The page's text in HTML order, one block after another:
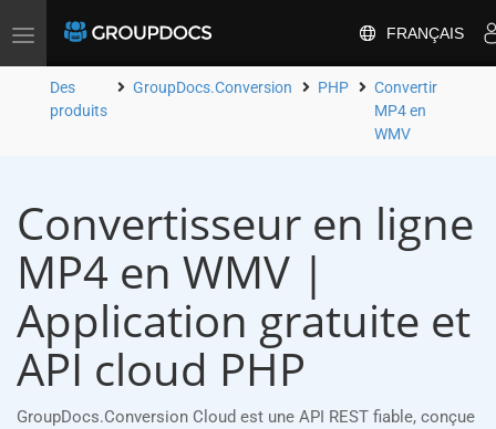
Toggle
FRANÇAIS
Des
produits
GroupDocs.Conversion PHP
Convertir
MP4 en
WMV
Convertisseur en ligne
MP4 en WMV |
Application gratuite et
API cloud PHP
GroupDocs.Conversion Cloud est une API REST fiable, conçue